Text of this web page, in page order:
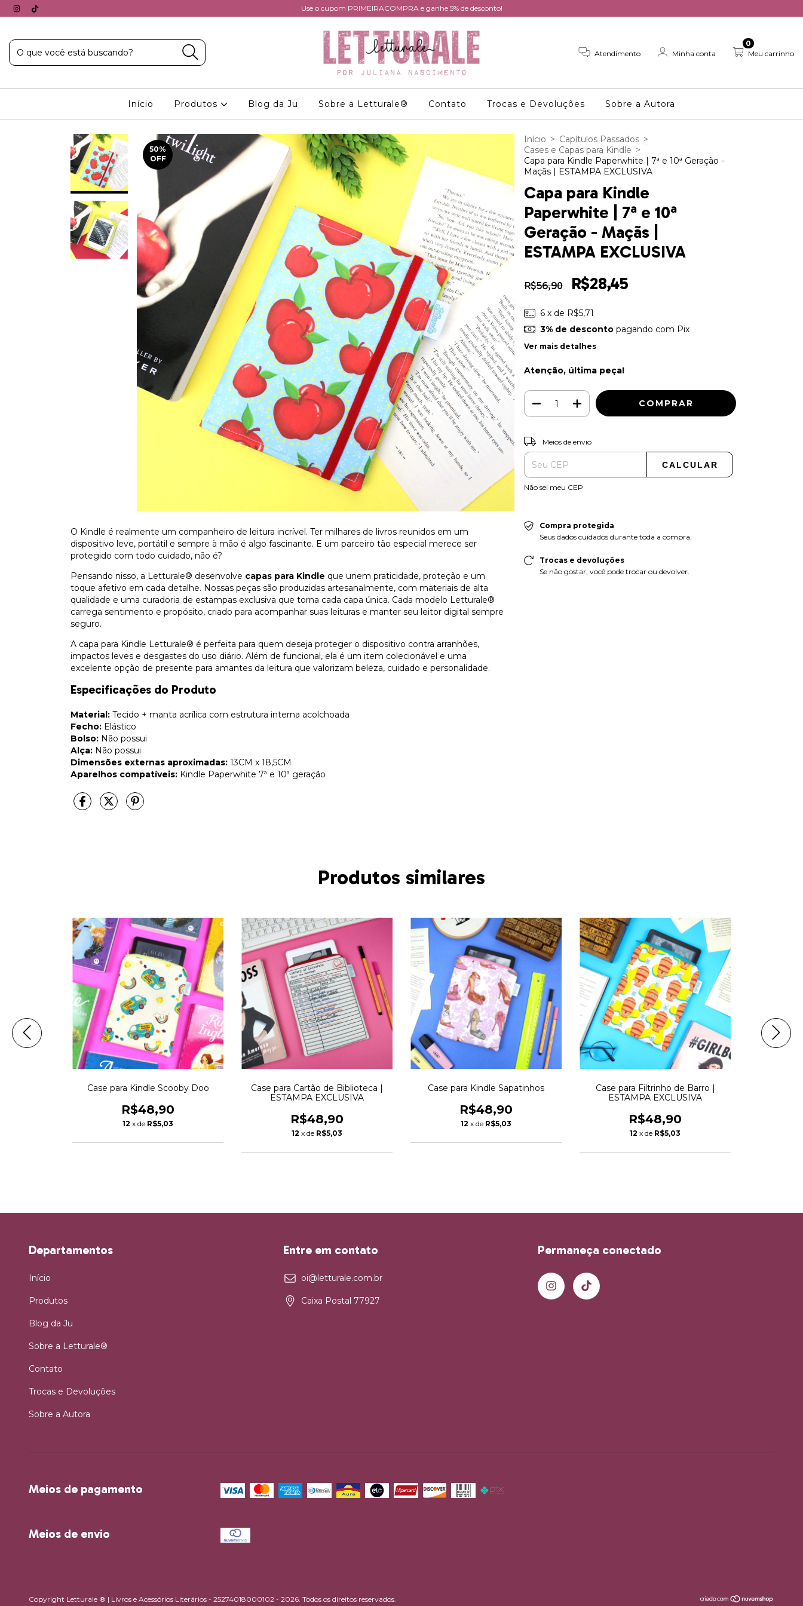
Use o cupom PRIMEIRACOMPRA e ganhe 5% de desconto!
Atendimento Minha conta Meu carrinho
0
Início Produtos Blog da Ju Sobre a Letturale® Contato Trocas e Devoluções Sobre a Autora
50%
OFF
O Kindle é realmente um companheiro de leitura incrível. Ter milhares de livros reunidos em um
dispositivo leve, portátil e sempre à mão é algo fascinante. E um parceiro tão especial merece ser
protegido com todo cuidado, não é?
Pensando nisso, a Letturale® desenvolve capas para Kindle que unem praticidade, proteção e um
toque afetivo em cada detalhe. Nossas peças são produzidas artesanalmente, com materiais de alta
qualidade e uma curadoria de estampas exclusiva que torna cada capa única. Cada modelo Letturale®
carrega sentimento e propósito, criado para acompanhar suas leituras e manter seu leitor digital sempre
seguro.
A capa para Kindle Letturale® é perfeita para quem deseja proteger o dispositivo contra arranhões,
impactos leves e desgastes do uso diário. Além de funcional, ela é um item colecionável e uma
excelente opção de presente para amantes da leitura que valorizam beleza, cuidado e personalidade.
Especificações do Produto
Material: Tecido + manta acrílica com estrutura interna acolchoada
Fecho: Elástico
Bolso: Não possui
Alça: Não possui
Dimensões externas aproximadas: 13CM x 18,5CM
Aparelhos compatíveis: Kindle Paperwhite 7ª e 10ª geração
Início > Capítulos Passados >
Cases e Capas para Kindle >
Capa para Kindle Paperwhite | 7ª e 10ª Geração -
Maçãs | ESTAMPA EXCLUSIVA
Capa para Kindle
Paperwhite | 7ª e 10ª
Geração - Maçãs |
ESTAMPA EXCLUSIVA
R$56,90 R$28,45
6 x de R$5,71
3% de descontopagando com Pix
Ver mais detalhes
Atenção, última peça!
Entregas para o CEP:
Meios de envio
CALCULAR
Não sei meu CEP
Compra protegida
Seus dados cuidados durante toda a compra.
Trocas e devoluções
Se não gostar, você pode trocar ou devolver.
Produtos similares
Case para Kindle Scooby Doo
R$48,90
12 x de R$5,03
Case para Cartão de Biblioteca |
ESTAMPA EXCLUSIVA
R$48,90
12 x de R$5,03
Case para Kindle Sapatinhos
R$48,90
12 x de R$5,03
Case para Filtrinho de Barro |
ESTAMPA EXCLUSIVA
R$48,90
12 x de R$5,03
Departamentos
Início
Produtos
Blog da Ju
Sobre a Letturale®
Contato
Trocas e Devoluções
Sobre a Autora
Entre em contato
oi@letturale.com.br
Caixa Postal 77927
Permaneça conectado
Meios de pagamento
Meios de envio
Copyright Letturale ® | Livros e Acessórios Literários - 25274018000102 - 2026. Todos os direitos reservados.